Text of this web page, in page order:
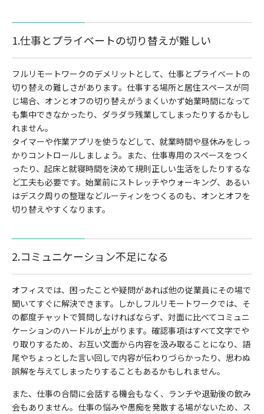
1.仕事とプライベートの切り替えが難しい
フルリモートワークのデメリットとして、仕事とプライベートの
切り替えの難しさがあります。仕事する場所と居住スペースが同
じ場合、オンとオフの切り替えがうまくいかず始業時間になって
も集中できなかったり、ダラダラ残業してしまったりするかもし
れません。
タイマーや作業アプリを使うなどして、就業時間や昼休みをしっ
かりコントロールしましょう。また、仕事専用のスペースをつく
ったり、起床と就寝時間を決めて規則正しい生活をしたりするな
ど工夫も必要です。始業前にストレッチやウォーキング、あるい
はデスク周りの整理などルーティンをつくるのも、オンとオフを
切り替えやすくなります。
2.コミュニケーション不足になる
オフィスでは、困ったことや疑問があれば他の従業員にその場で
聞いてすぐに解決できます。しかしフルリモートワークでは、そ
の都度チャットで質問しなければならず、対面に比べてコミュニ
ケーションのハードルが上がります。確認事項はすべて文字でや
り取りするため、お互い文面から内容を汲み取ることになり、語
尾やちょっとした言い回しで内容が伝わりづらかったり、思わぬ
誤解を与えてしまったりすることもあるかもしれません。
また、仕事の合間に会話する機会もなく、ランチや退勤後の飲み
会もありません。仕事の悩みや愚痴を発散する場がないため、ス